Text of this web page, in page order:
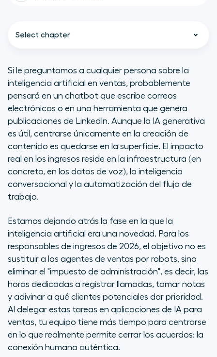
Select chapter
Puntos clave
¿Qué son las aplicaciones de IA
para ventas?
Las 3 categorías principales de
herramientas de ventas con IA
Principales aplicaciones de IA para
Ventajas de integrar la IA en tu pila
de ventas
Características clave que se
deben buscar en una plataforma
de ventas con IA
Desafíos y consideraciones éticas
Preguntas frecuentes
2026: colaboración de IA y
Si le preguntamos a cualquier persona sobre la
inteligencia artificial en ventas, probablemente
pensará en un chatbot que escribe correos
electrónicos o en una herramienta que genera
publicaciones de LinkedIn. Aunque la IA generativa
es útil, centrarse únicamente en la creación de
contenido es quedarse en la superficie. El impacto
real en los ingresos reside en la infraestructura (en
concreto, en los datos de voz), la inteligencia
conversacional y la automatización del flujo de
trabajo.
Estamos dejando atrás la fase en la que la
inteligencia artificial era una novedad. Para los
responsables de ingresos de 2026, el objetivo no es
sustituir a los agentes de ventas por robots, sino
eliminar el "impuesto de administración", es decir, las
horas dedicadas a registrar llamadas, tomar notas
y adivinar a qué clientes potenciales dar prioridad.
Al delegar estas tareas en aplicaciones de IA para
ventas, tu equipo tiene más tiempo para centrarse
en lo que realmente permite cerrar los acuerdos: la
conexión humana auténtica.